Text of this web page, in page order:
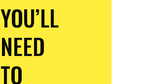
YOU’LL
NEED
TO